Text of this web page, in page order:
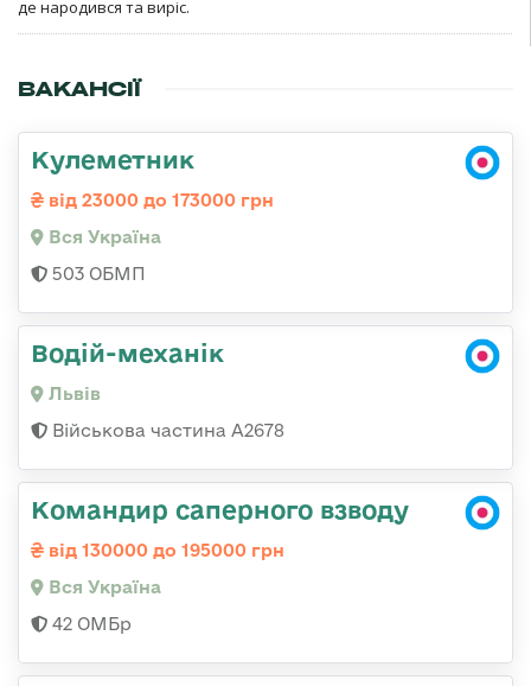
де народився та виріс.
ВАКАНСІЇ
Кулеметник
від 23000 до 173000 грн
Вся Україна
503 ОБМП
Водій-механік
Львів
Військова частина А2678
Командир саперного взводу
від 130000 до 195000 грн
Вся Україна
42 ОМБр